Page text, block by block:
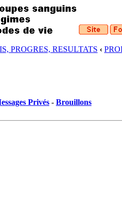
PROGRES, RESULTATS ‹
Privés - Brouillons